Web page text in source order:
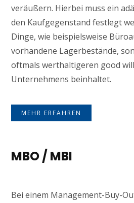
veräußern. Hierbei muss ein
den Kaufgegenstand festlegt
Dinge, wie beispielsweise
vorhandene Lagerbestände,
oftmals werthaltigeren good
Unternehmens beinhaltet.
MEHR ERFAHREN
MBO / MBI
Bei einem Management-Buy-